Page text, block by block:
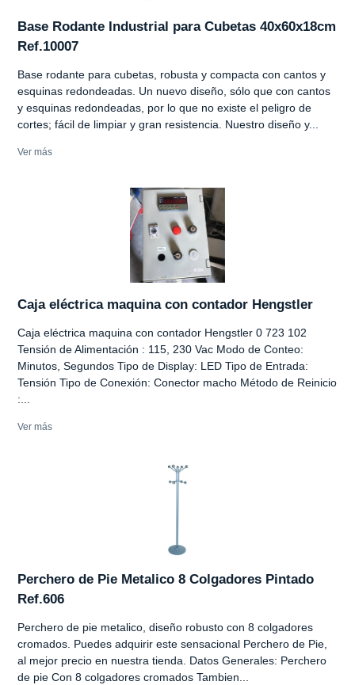
Base Rodante Industrial para Cubetas 40x60x18cm
Ref.10007
Base rodante para cubetas, robusta y compacta con cantos y
esquinas redondeadas. Un nuevo diseño, sólo que con cantos
y esquinas redondeadas, por lo que no existe el peligro de
cortes; fácil de limpiar y gran resistencia. Nuestro diseño y...
Ver más
Caja eléctrica maquina con contador Hengstler
Caja eléctrica maquina con contador Hengstler 0 723 102
Tensión de Alimentación : 115, 230 Vac Modo de Conteo:
Minutos, Segundos Tipo de Display: LED Tipo de Entrada:
Tensión Tipo de Conexión: Conector macho Método de Reinicio
:...
Ver más
Perchero de Pie Metalico 8 Colgadores Pintado
Ref.606
Perchero de pie metalico, diseño robusto con 8 colgadores
cromados. Puedes adquirir este sensacional Perchero de Pie,
al mejor precio en nuestra tienda. Datos Generales: Perchero
de pie Con 8 colgadores cromados Tambien...